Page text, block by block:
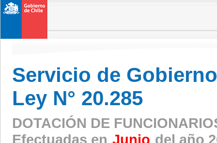
Servicio de
Ley N° 20.285
DOTACIÓN DE
Efectuadas en Junio del año